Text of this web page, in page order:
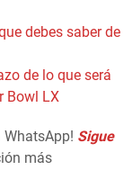
debes saber de
de lo que será
Bowl LX
Sigue
más